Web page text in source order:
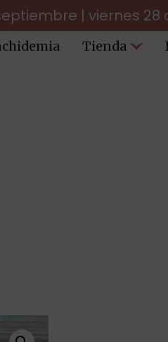
| viernes 28
Tienda